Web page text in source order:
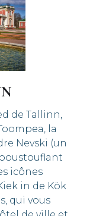
de Tallinn,
la
Nevski (un
icônes
in de Kök
qui vous